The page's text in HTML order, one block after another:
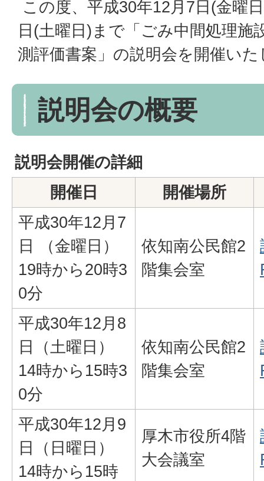
この度、平成30年12月7日(金曜
日(土曜日)まで「ごみ中間処理施
測評価書案」の説明会を開催い
説明会の概要
説明会開催の詳細
開催日
開催場所
平成30年12月7
日 （金曜日）
19時から20時3
0分
依知南公民館2
階集会室
平成30年12月8
日（土曜日）
14時から15時3
0分
依知南公民館2
階集会室
平成30年12月9
日（日曜日）
14時から15時
厚木市役所4階
大会議室